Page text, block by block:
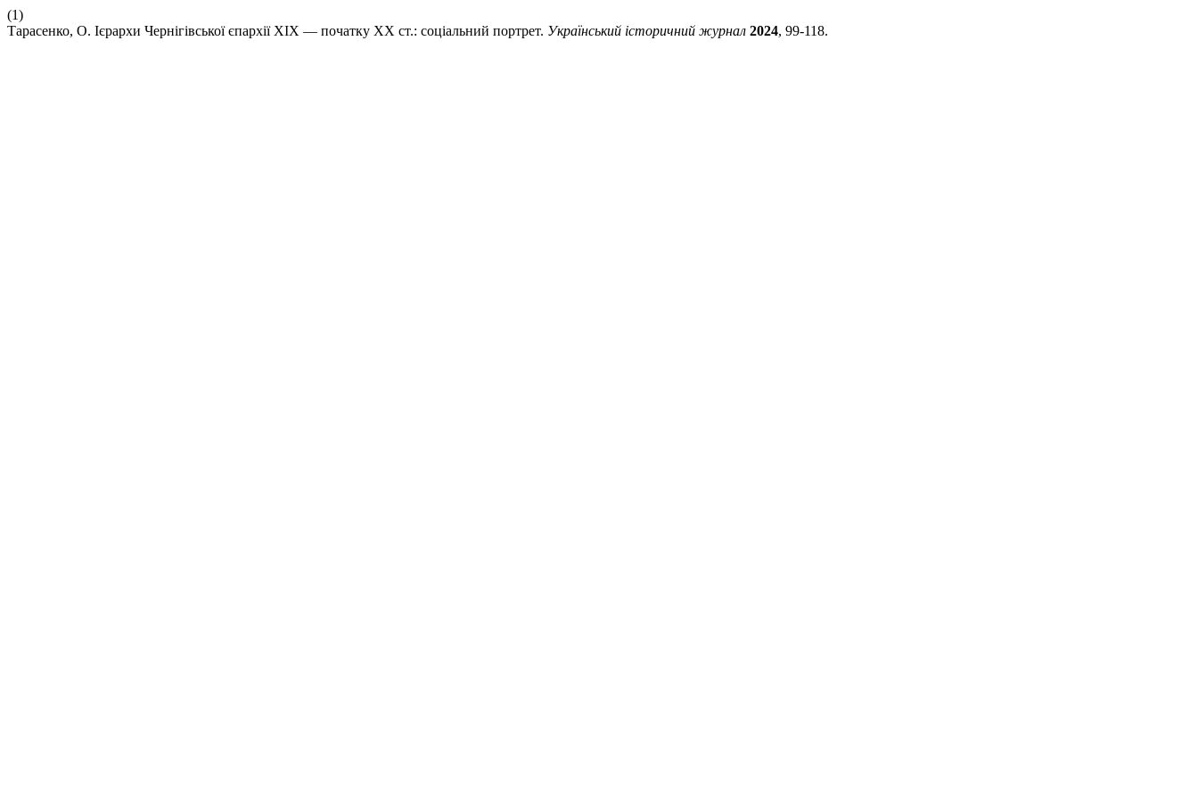
(1)
Тарасенко, О. Ієрархи Чернігівської єпархії ХІХ — початку ХХ ст.: соціальний портрет. Український історичний журнал 2024, 99-118.